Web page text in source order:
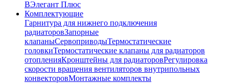
ВЭлегант Плюс
Комплектующие
Гарнитура для нижнего подключения
радиаторовЗапорные
клапаныСервоприводыТермостатические
головкиТермостатические клапаны для радиаторов
отопленияКронштейны для радиаторовРегулировка
скорости вращения вентиляторов внутрипольных
конвекторовМонтажные комплекты